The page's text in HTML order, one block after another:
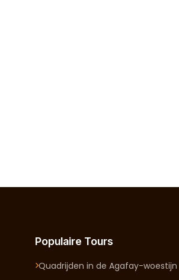
Populaire Tours
Quadrijden in de Agafay-woestijn